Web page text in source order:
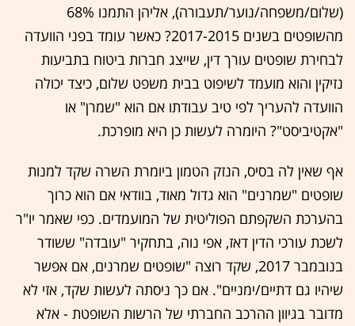
(שלום/משפחה/נוער/תעבורה), אליהן התמנו 68%
מהשופטים בשנים 2017-2015? כאשר עומד בפני הוועדה
לבחירת שופטים עורך דין, שייצג חברות ביטוח בתביעות
נזיקין והוא מועמד לשיפוט בבית משפט שלום, כיצד יכולה
הוועדה להעריך לפי טיב עבודתו אם הוא "שמרן" או
"אקטיביסט"? היומרה לעשות כן היא מופרכת.
אף שאין לה בסיס, הנזק הטמון ביומרת השרה שקד למנות
שופטים "שמרנים" הוא גדול מאוד, בוודאי אם הוא כרוך
בהערכת השקפתם הפוליטית של המועמדים. כפי שאמר יו"ר
לשכת עורכי הדין דאז, אפי נוה, בתחקיר "עובדה" ששודר
בנובמבר 2017, שקד רוצה "שופטים שמרנים, אם אפשר
שיהיו גם דתיים/ימניים". אם כך ניסתה לעשות שקד, אזי לא
מדובר בגיוון ההרכב החברתי של הרשות השופטת - אלא